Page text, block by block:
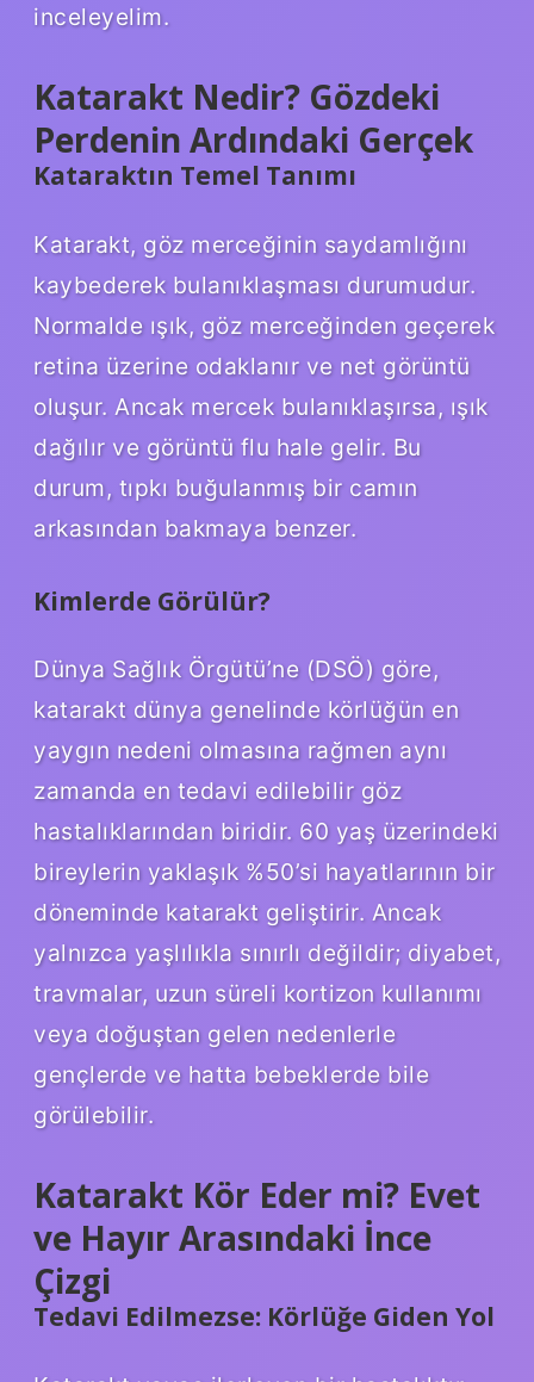
inceleyelim.
Katarakt Nedir? Gözdeki
Perdenin Ardındaki Gerçek
Kataraktın Temel Tanımı
Katarakt, göz merceğinin saydamlığını
kaybederek bulanıklaşması durumudur.
Normalde ışık, göz merceğinden geçerek
retina üzerine odaklanır ve net görüntü
oluşur. Ancak mercek bulanıklaşırsa, ışık
dağılır ve görüntü flu hale gelir. Bu
durum, tıpkı buğulanmış bir camın
arkasından bakmaya benzer.
Kimlerde Görülür?
Dünya Sağlık Örgütü’ne (DSÖ) göre,
katarakt dünya genelinde körlüğün en
yaygın nedeni olmasına rağmen aynı
zamanda en tedavi edilebilir göz
hastalıklarından biridir. 60 yaş üzerindeki
bireylerin yaklaşık %50’si hayatlarının bir
döneminde katarakt geliştirir. Ancak
yalnızca yaşlılıkla sınırlı değildir; diyabet,
travmalar, uzun süreli kortizon kullanımı
veya doğuştan gelen nedenlerle
gençlerde ve hatta bebeklerde bile
görülebilir.
Katarakt Kör Eder mi? Evet
ve Hayır Arasındaki İnce
Çizgi
Tedavi Edilmezse: Körlüğe Giden Yol